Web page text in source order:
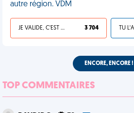
autre région. VDM
JE VALIDE, C'EST UNE VDM 3 704
ENCORE, ENCORE !
TOP COMMENTAIRES